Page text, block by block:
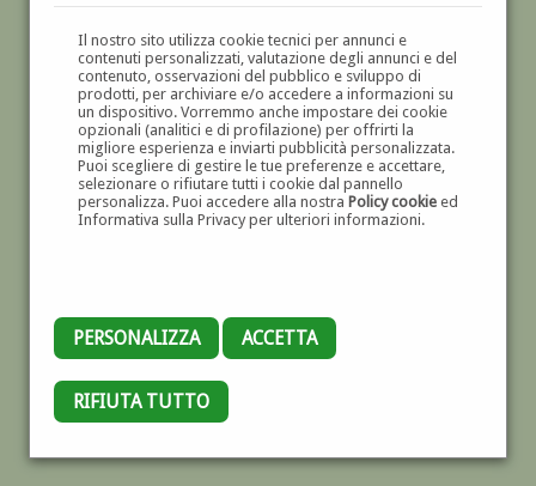
Il nostro sito utilizza cookie tecnici per annunci e
contenuti personalizzati, valutazione degli annunci e del
contenuto, osservazioni del pubblico e sviluppo di
prodotti, per archiviare e/o accedere a informazioni su
un dispositivo. Vorremmo anche impostare dei cookie
opzionali (analitici e di profilazione) per offrirti la
migliore esperienza e inviarti pubblicità personalizzata.
Puoi scegliere di gestire le tue preferenze e accettare,
selezionare o rifiutare tutti i cookie dal pannello
personalizza. Puoi accedere alla nostra Policy cookieed
Informativa sulla Privacy per ulteriori informazioni.
PERSONALIZZA ACCETTA
RIFIUTA TUTTO
GALLERIAD'ARTE
DIPINTI E SCULTURE '800 E '900